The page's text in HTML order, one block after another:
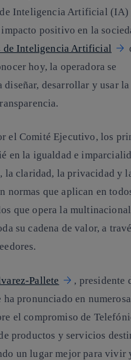
de Inteligencia Artificial (IA)
positivo en la
de Inteligencia Artificial
hoy, la operadora se
diseñar, desarrollar y usar
el Comité Ejecutivo, los
en la igualdad e
la claridad, la privacidad y
normas que aplican en
que opera la
su cadena de valor, a
Pallete
, presidente
ha pronunciado en
el compromiso de
productos y servicios
un lugar mejor para vivir